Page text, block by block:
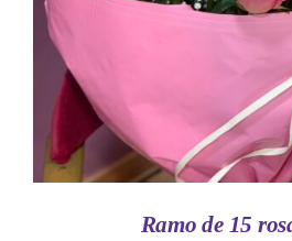
Ramo de 15